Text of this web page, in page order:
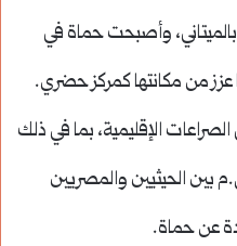
وأصبحت حماة في
عزز من مكانتها كمركز حضري.
الإقليمية، بما في ذلك
قادش الشهيرة عام 1274 ق.م بين الحيثيين والمصريين
عن حماة.